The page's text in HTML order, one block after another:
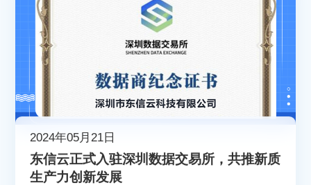
2024年05月21日
东信云正式入驻深圳数据交易所，共推新质
生产力创新发展